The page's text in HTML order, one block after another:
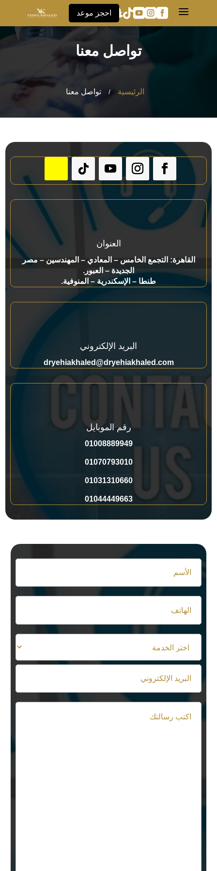
a




 احجز موعد
تواصل معنا
الرئيسية / تواصل معنا
العنوان
القاهرة: التجمع الخامس – المعادي – المهندسين – مصر
الجديدة – العبور.
طنطا – الإسكندرية – المنوفية.
البريد الإلكتروني
dryehiakhaled@dryehiakhaled.com
رقم الموبايل
01008889949
01070793010
01031310660
01044449663